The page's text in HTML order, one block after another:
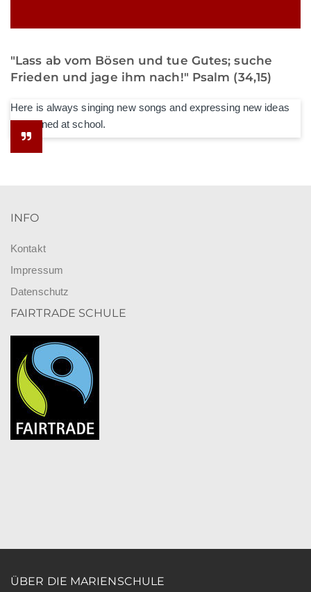
"Lass ab vom Bösen und tue Gutes; suche
Frieden und jage ihm nach!" Psalm (34,15)
Here is always singing new songs and expressing new ideas
he learned at school.
INFO
Kontakt
Impressum
Datenschutz
FAIRTRADE SCHULE
ÜBER DIE MARIENSCHULE